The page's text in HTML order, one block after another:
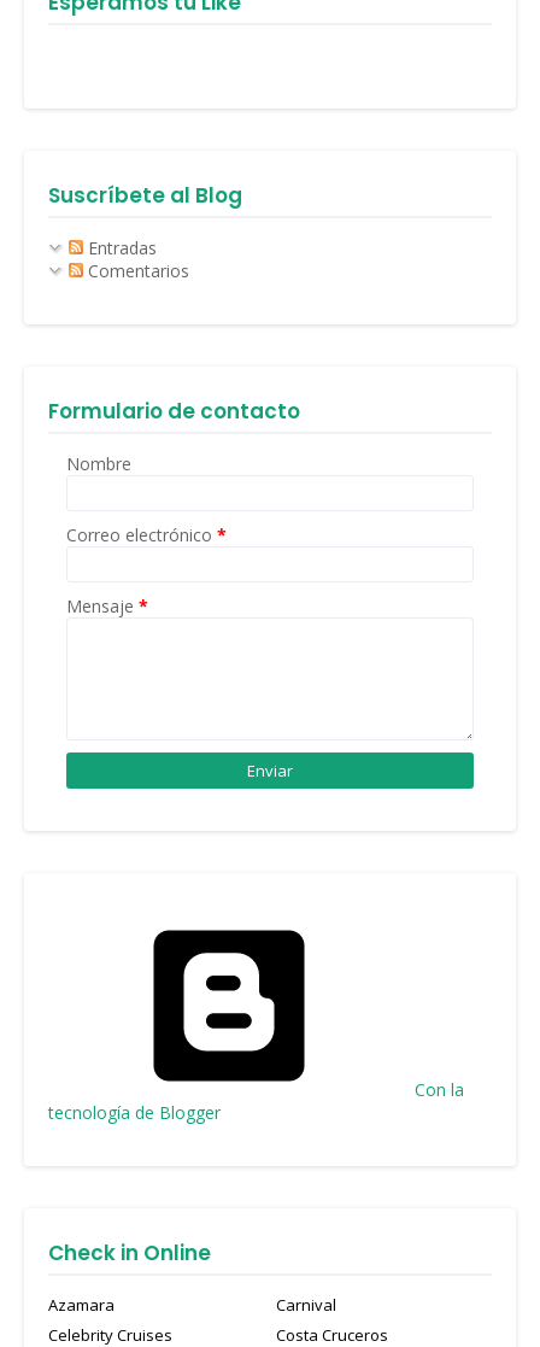
Suscríbete al Blog
Entradas
Comentarios
Formulario de contacto
Nombre
Correo electrónico *
Mensaje *
Con la
tecnología de Blogger
Check in Online
Azamara
Carnival
Celebrity Cruises
Costa Cruceros